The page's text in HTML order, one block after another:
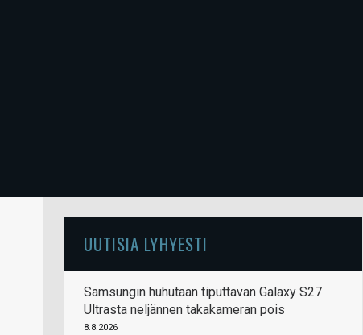
UUTISIA LYHYESTI
Samsungin huhutaan tiputtavan Galaxy S27
Ultrasta neljännen takakameran pois
8.8.2026